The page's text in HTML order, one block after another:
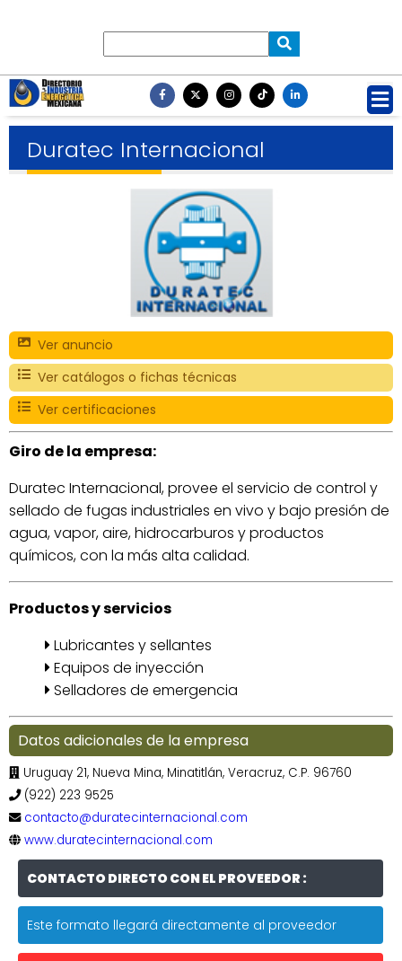
Duratec Internacional
Ver anuncio
Ver catálogos o fichas técnicas
Ver certificaciones
Giro de la empresa:
Duratec Internacional, provee el servicio de control y
sellado de fugas industriales en vivo y bajo presión de
agua, vapor, aire, hidrocarburos y productos
químicos, con la más alta calidad.
Productos y servicios
Lubricantes y sellantes
Equipos de inyección
Selladores de emergencia
Datos adicionales de la empresa
Uruguay 21, Nueva Mina, Minatitlán, Veracruz, C.P. 96760
(922) 223 9525
contacto@duratecinternacional.com
www.duratecinternacional.com
CONTACTO DIRECTO CON EL PROVEEDOR :
Este formato llegará directamente al proveedor